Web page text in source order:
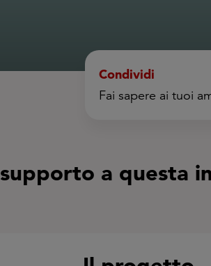
Condividi
Fai sapere ai tuoi
a questa